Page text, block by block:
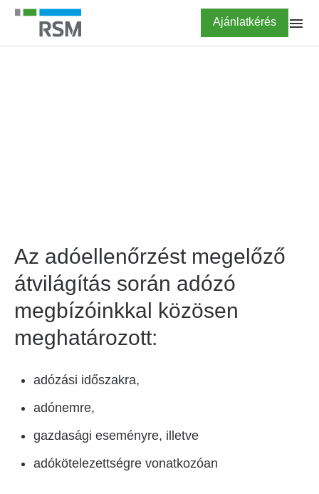
Ugrás
tartalomra
Highlighted
Ajánlatkérés
Az adóellenőrzést megelőző
átvilágítás során adózó
megbízóinkkal közösen
meghatározott:
adózási időszakra,
adónemre,
gazdasági eseményre, illetve
adókötelezettségre vonatkozóan